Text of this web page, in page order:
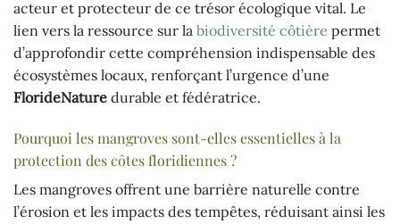
acteur et protecteur de ce trésor écologique vital. Le
lien vers la ressource sur la biodiversité côtière permet
d’approfondir cette compréhension indispensable des
écosystèmes locaux, renforçant l’urgence d’une
FlorideNature durable et fédératrice.
Pourquoi les mangroves sont-elles essentielles à la
protection des côtes floridiennes ?
Les mangroves offrent une barrière naturelle contre
l’érosion et les impacts des tempêtes, réduisant ainsi les